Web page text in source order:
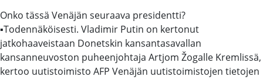
Onko tässä Venäjän seuraava presidentti?
▪️Todennäköisesti. Vladimir Putin on kertonut
jatkohaaveistaan Donetskin kansantasavallan
kansanneuvoston puheenjohtaja Artjom Žogalle Kremlissä,
kertoo uutistoimisto AFP Venäjän uutistoimistojen tietojen